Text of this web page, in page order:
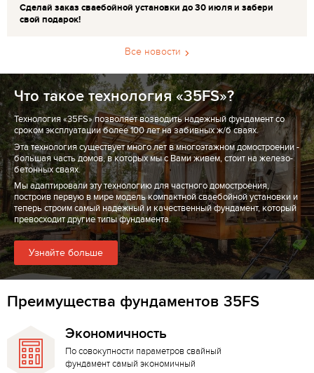
Сделай заказ сваебойной установки до 30 июля и забери
свой подарок!
Все новости
Что такое технология «35FS»?
Технология «35FS» позволяет возводить надежный фундамент со
сроком эксплуатации более 100 лет на забивных ж/б сваях.
Эта технология существует много лет в многоэтажном домостроении -
большая часть домов, в которых мы с Вами живем, стоит на железо-
бетонных сваях.
Мы адаптировали эту технологию для частного домостроения,
построив первую в мире модель компактной сваебойной установки и
теперь строим самый надежный и качественный фундамент, который
превосходит другие типы фундамента.
Узнайте больше
Преимущества фундаментов 35FS
Экономичность
По совокупности параметров свайный
фундамент самый экономичный